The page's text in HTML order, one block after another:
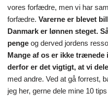
vores forfædre, men vi har
forfædre. Varerne er blevet
Danmark er lønnen steget.
penge og derved jordens
Mange af os er ikke
derfor er det vigtigt, at vi
med andre. Ved at gå forrest,
jeg her, gerne dele mine 10